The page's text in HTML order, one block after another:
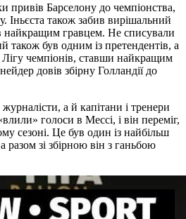
привів Барселону до чемпіонства,
Іньєста також забив вирішальний
найкращим гравцем. Не списували
також був одним із претендентів, а
чемпіонів, ставши найкращим
довів збірну Голландії до
а й капітани і тренери
голоси в Мессі, і він переміг,
сезоні. Це був один із найбільш
разом зі збірною він з ганьбою